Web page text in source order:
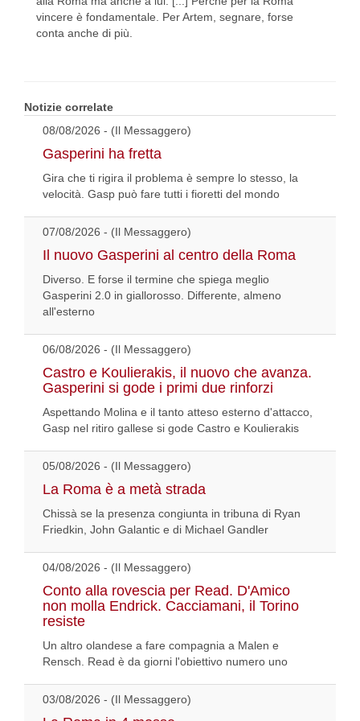
vincere è fondamentale. Per Artem, segnare, forse
conta anche di più.
Notizie correlate
08/08/2026 - (Il Messaggero)
Gasperini ha fretta
Gira che ti rigira il problema è sempre lo stesso, la
velocità. Gasp può fare tutti i fioretti del mondo
07/08/2026 - (Il Messaggero)
Il nuovo Gasperini al centro della Roma
Diverso. E forse il termine che spiega meglio
Gasperini 2.0 in giallorosso. Differente, almeno
all'esterno
06/08/2026 - (Il Messaggero)
Castro e Koulierakis, il nuovo che avanza.
Gasperini si gode i primi due rinforzi
Aspettando Molina e il tanto atteso esterno d'attacco,
Gasp nel ritiro gallese si gode Castro e Koulierakis
05/08/2026 - (Il Messaggero)
La Roma è a metà strada
Chissà se la presenza congiunta in tribuna di Ryan
Friedkin, John Galantic e di Michael Gandler
04/08/2026 - (Il Messaggero)
Conto alla rovescia per Read. D'Amico
non molla Endrick. Cacciamani, il Torino
resiste
Un altro olandese a fare compagnia a Malen e
Rensch. Read è da giorni l'obiettivo numero uno
03/08/2026 - (Il Messaggero)